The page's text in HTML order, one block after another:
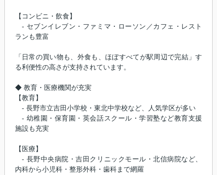
【コンビニ・飲食】
- セブンイレブン・ファミマ・ローソン／カフェ・レスト
ランも豊富
「日常の買い物も、外食も、ほぼすべてが駅周辺で完結」す
る利便性の高さが支持されています。
◆ 教育・医療機関が充実
【教育】
- 長野市立吉田小学校・東北中学校など、人気学区が多い
- 幼稚園・保育園・英会話スクール・学習塾など教育支援
施設も充実
【医療】
- 長野中央病院・吉田クリニックモール・北信病院など、
内科から小児科・整形外科・歯科まで網羅